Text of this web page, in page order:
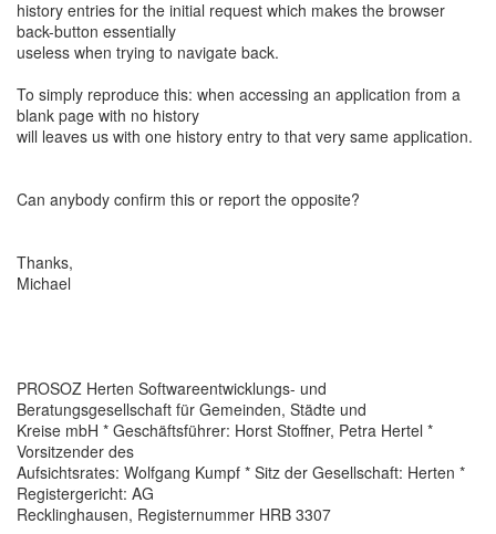
history entries for the initial request which makes the browser
back-button essentially
useless when trying to navigate back.
To simply reproduce this: when accessing an application from a
blank page with no history
will leaves us with one history entry to that very same application.
Can anybody confirm this or report the opposite?
Thanks,
Michael
PROSOZ Herten Softwareentwicklungs- und
Beratungsgesellschaft für Gemeinden, Städte und
Kreise mbH * Geschäftsführer: Horst Stoffner, Petra Hertel *
Vorsitzender des
Aufsichtsrates: Wolfgang Kumpf * Sitz der Gesellschaft: Herten *
Registergericht: AG
Recklinghausen, Registernummer HRB 3307